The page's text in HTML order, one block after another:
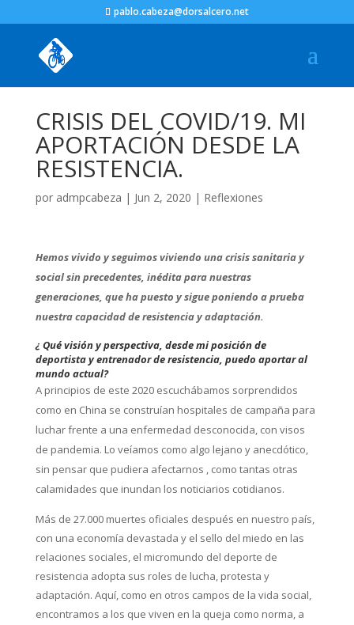
pablo.cabeza@dorsalcero.net
CRISIS DEL COVID/19. MI
APORTACIÓN DESDE LA
RESISTENCIA.
por admpcabeza | Jun 2, 2020 | Reflexiones
Hemos vivido y seguimos viviendo una crisis sanitaria y
social sin precedentes, inédita para nuestras
generaciones, que ha puesto y sigue poniendo a prueba
nuestra capacidad de resistencia y adaptación.
¿ Qué visión y perspectiva, desde mi posición de
deportista y entrenador de resistencia, puedo aportar al
mundo actual?
A principios de este 2020 escuchábamos sorprendidos
como en China se construían hospitales de campaña para
luchar frente a una enfermedad desconocida, con visos
de pandemia. Lo veíamos como algo lejano y anecdótico,
sin pensar que pudiera afectarnos , como tantas otras
calamidades que inundan los noticiarios cotidianos.
Más de 27.000 muertes oficiales después en nuestro país,
con una economía devastada y el sello del miedo en las
relaciones sociales, el micromundo del deporte de
resistencia adopta sus roles de lucha, protesta y
adaptación. Aquí, como en otros campos de la vida social,
encontramos a los que viven en la queja como norma, a